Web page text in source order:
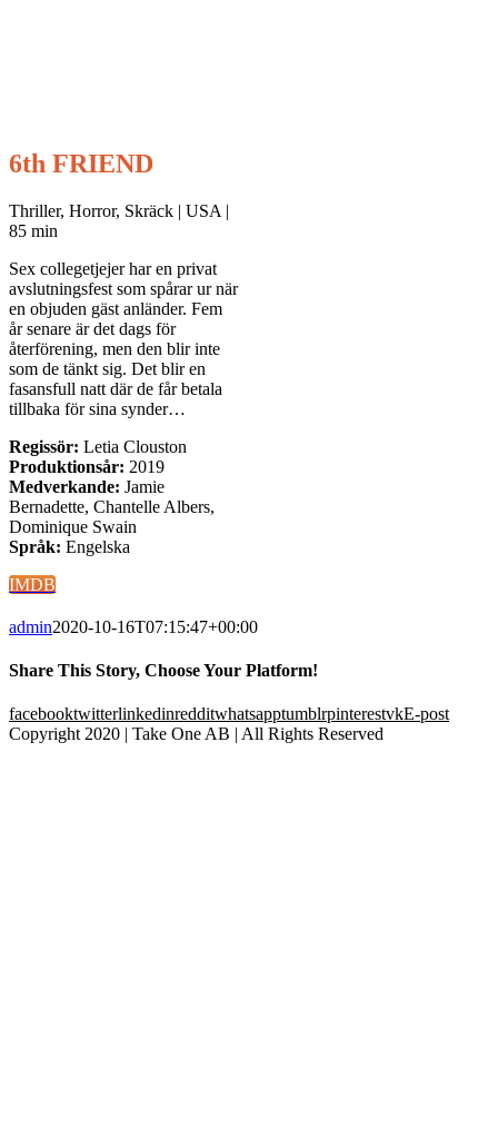
6th FRIEND
Thriller, Horror, Skräck | USA |
85 min
Sex collegetjejer har en privat
avslutningsfest som spårar ur när
en objuden gäst anländer. Fem
år senare är det dags för
återförening, men den blir inte
som de tänkt sig. Det blir en
fasansfull natt där de får betala
tillbaka för sina synder…
Regissör: Letia Clouston
Produktionsår: 2019
Medverkande: Jamie
Bernadette, Chantelle Albers,
Dominique Swain
Språk: Engelska
IMDB
admin2020-10-16T07:15:47+00:00
Share This Story, Choose Your Platform!
facebooktwitterlinkedinredditwhatsapptumblrpinterestvkE-post
Copyright 2020 | Take One AB | All Rights Reserved